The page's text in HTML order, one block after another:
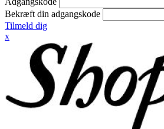
Bekræft din adgangskode
Tilmeld dig
x